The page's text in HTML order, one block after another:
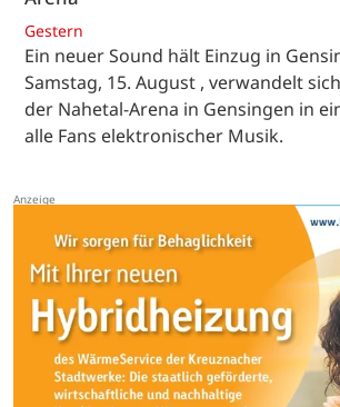
Gestern
Ein neuer Sound hält Einzug in
Samstag, 15. August , verwandelt
der Nahetal-Arena in Gensingen in
alle Fans elektronischer Musik.